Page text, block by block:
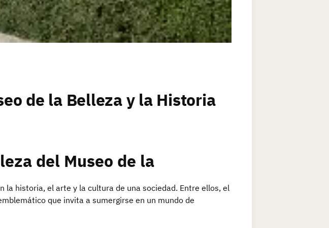
de la Belleza y la Historia
del Museo de la
la historia, el arte y la cultura de una sociedad. Entre ellos, el
que invita a sumergirse en un mundo de